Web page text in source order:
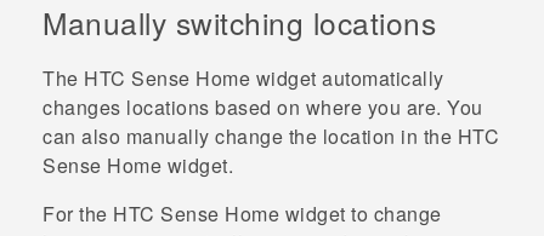
VIVERSE
ỨNG DỤNG
HỖ TRỢ
Manually switching locations
The HTC Sense Home widget automatically
changes locations based on where you are. You
can also manually change the location in the HTC
Sense Home widget.
For the HTC Sense Home widget to change